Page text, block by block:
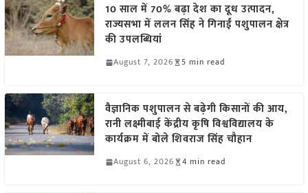
10 साल में 70% बढ़ा देश का दूध उत्पादन,
राज्यसभा में ललन सिंह ने गिनाईं पशुपालन क्षेत्र
की उपलब्धियां
August 7, 2026 5 min read
वैज्ञानिक पशुपालन से बढ़ेगी किसानों की आय,
रानी लक्ष्मीबाई केंद्रीय कृषि विश्वविद्यालय के
कार्यक्रम में बोले शिवराज सिंह चौहान
August 6, 2026 4 min read